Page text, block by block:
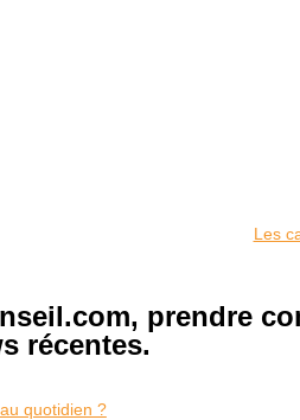
Les
prendre
récentes.
quotidien ?